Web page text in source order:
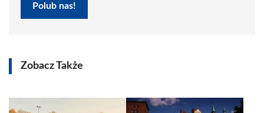
Polub nas!
Zobacz Także